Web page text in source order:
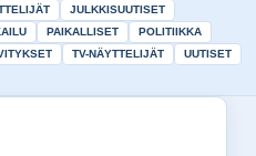
JULKKISUUTISET
PAIKALLISET
POLITIIKKA
TV-NÄYTTELIJÄT
UUTISET